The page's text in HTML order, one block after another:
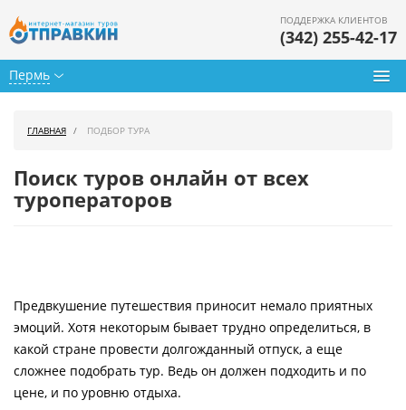
Пермь
ПОДДЕРЖКА КЛИЕНТОВ
(342) 255-42-17
Горящие туры
Страны
Как купить
ГЛАВНАЯ ПОДБОР ТУРА
Поиск туров онлайн от всех
туроператоров
Предвкушение путешествия приносит немало приятных
эмоций. Хотя некоторым бывает трудно определиться, в
какой стране провести долгожданный отпуск, а еще
сложнее подобрать тур. Ведь он должен подходить и по
цене, и по уровню отдыха.